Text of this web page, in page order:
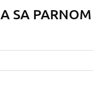
SA PARNOM